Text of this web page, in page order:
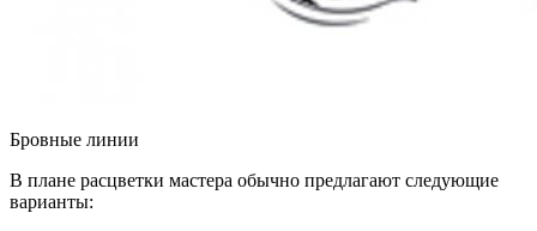
Бровные линии
В плане расцветки мастера обычно предлагают следующие
варианты: